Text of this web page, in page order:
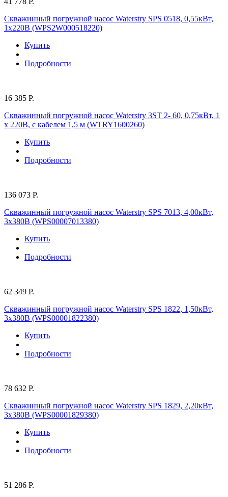
Скважинный погружной насос Waterstry SPS 0518, 0,55кВт,
1х220В (WPS2W000518220)
Купить
Подробности
16 385 Р.
Скважинный погружной насос Waterstry 3ST 2- 60, 0,75кВт, 1
х 220В, с кабелем 1,5 м (WTRY1600260)
Купить
Подробности
136 073 Р.
Скважинный погружной насос Waterstry SPS 7013, 4,00кВт,
3х380В (WPS00007013380)
Купить
Подробности
62 349 Р.
Скважинный погружной насос Waterstry SPS 1822, 1,50кВт,
3х380В (WPS00001822380)
Купить
Подробности
78 632 Р.
Скважинный погружной насос Waterstry SPS 1829, 2,20кВт,
3х380В (WPS00001829380)
Купить
Подробности
51 286 Р.